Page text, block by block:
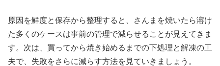
原因を鮮度と保存から整理すると、さんまを焼いたら溶け
た多くのケースは事前の管理で減らせることが見えてきま
す。次は、買ってから焼き始めるまでの下処理と解凍の工
夫で、失敗をさらに減らす方法を見ていきましょう。